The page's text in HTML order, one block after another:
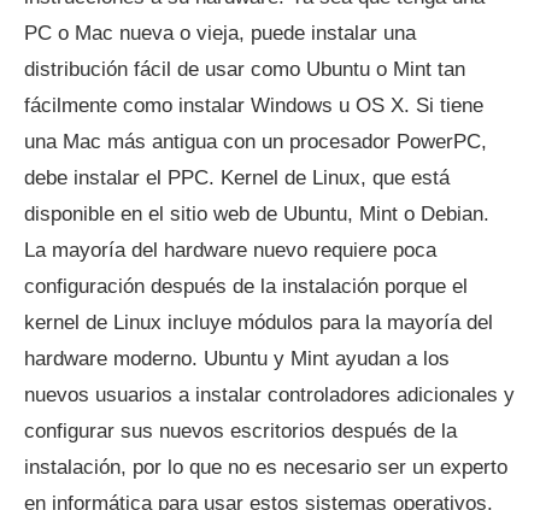
PC o Mac nueva o vieja, puede instalar una
distribución fácil de usar como Ubuntu o Mint tan
fácilmente como instalar Windows u OS X. Si tiene
una Mac más antigua con un procesador PowerPC,
debe instalar el PPC. Kernel de Linux, que está
disponible en el sitio web de Ubuntu, Mint o Debian.
La mayoría del hardware nuevo requiere poca
configuración después de la instalación porque el
kernel de Linux incluye módulos para la mayoría del
hardware moderno. Ubuntu y Mint ayudan a los
nuevos usuarios a instalar controladores adicionales y
configurar sus nuevos escritorios después de la
instalación, por lo que no es necesario ser un experto
en informática para usar estos sistemas operativos.